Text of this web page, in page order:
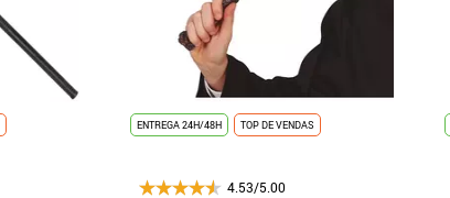
ENTREGA 24H/48H TOP DE VENDAS
4.53/5.00